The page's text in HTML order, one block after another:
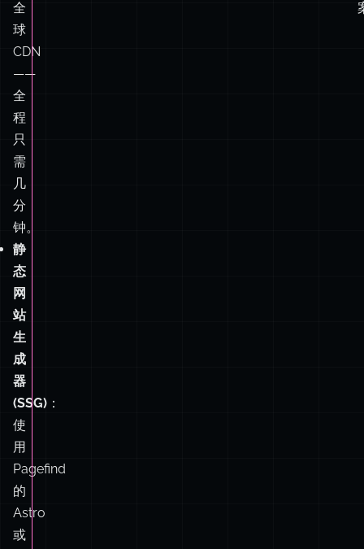
全
程
只
几
分
钟。
静
态
网
站
生
成
器
(SSG)
使
用
Pagefind
的
Astro
或
Hugo
插
件
来